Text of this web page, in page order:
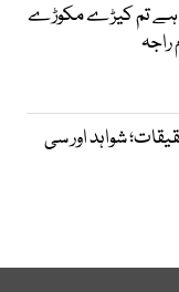
ہے تم کیڑے مکوڑے
راجہ
شواہد اور سی